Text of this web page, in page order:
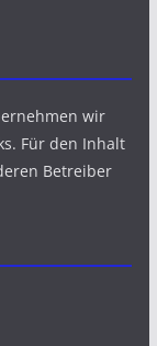
wir
Für den Inhalt
Betreiber